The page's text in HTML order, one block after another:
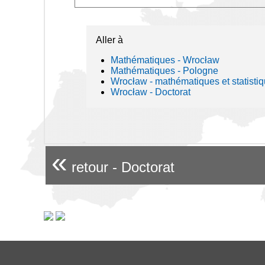
Aller à
Mathématiques - Wrocław
Mathématiques - Pologne
Wrocław - mathématiques et
Wrocław - Doctorat
« retour - Doctorat